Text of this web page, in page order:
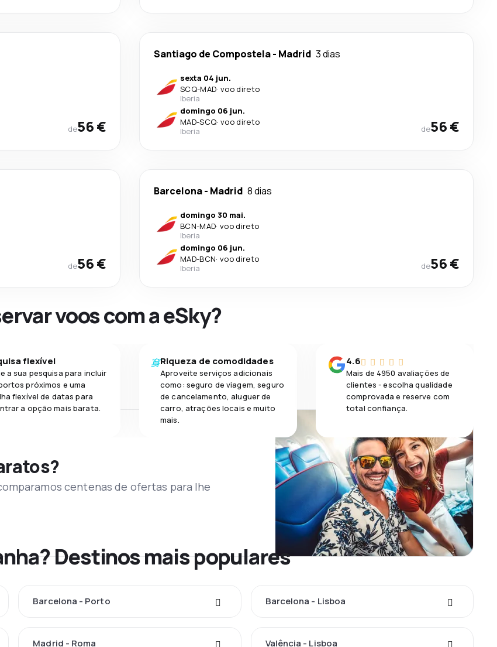
de56 €
Santiago de Compostela- Madrid 3 dias
sexta 04 jun.
SCQ-MAD· voo direto
Iberia
domingo 06 jun.
MAD-SCQ· voo direto
Iberia
de56 €
de56 €
Barcelona- Madrid 8 dias
domingo 30 mai.
BCN-MAD· voo direto
Iberia
domingo 06 jun.
MAD-BCN· voo direto
Iberia
de56 €
voos com a eSky?
flexível
a sua pesquisa para incluir
próximos e uma
flexível de datas para
a opção mais barata.
Riqueza de comodidades
Aproveite serviços adicionais
como: seguro de viagem, seguro
de cancelamento, aluguer de
carro, atrações locais e muito
mais.
4.6
Mais de 4950 avaliações de
clientes - escolha qualidade
comprovada e reserve com
total confiança.
centenas de ofertas para lhe
Destinos mais populares
Barcelona - Porto Barcelona - Lisboa
Madrid - Roma Valência - Lisboa